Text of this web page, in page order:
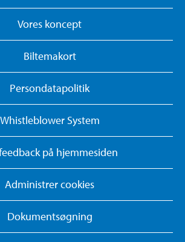
Vores koncept
Biltemakort
Persondatapolitik
Whistleblower System
på hjemmesiden
Administrer cookies
Dokumentsøgning